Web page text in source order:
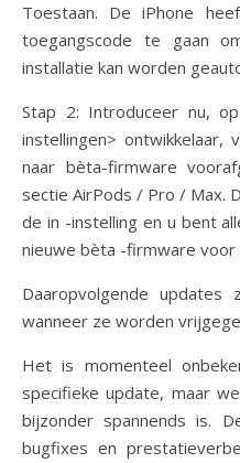
Toestaan. De iPhone
toegangscode te gaan
installatie kan worden
Stap 2: Introduceer nu,
instellingen>
naar bèta-firmware
sectie AirPods / Pro / Max.
de in -instelling en u bent
nieuwe bèta -firmware voor
Daaropvolgende updates
wanneer ze worden
Het is momenteel
specifieke update, maar
bijzonder spannends is.
bugfixes en